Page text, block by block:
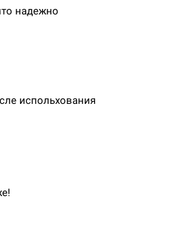
надежно
испольхования